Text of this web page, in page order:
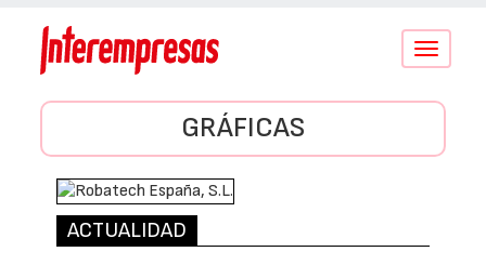
Conmutar
GRÁFICAS
ACTUALIDAD